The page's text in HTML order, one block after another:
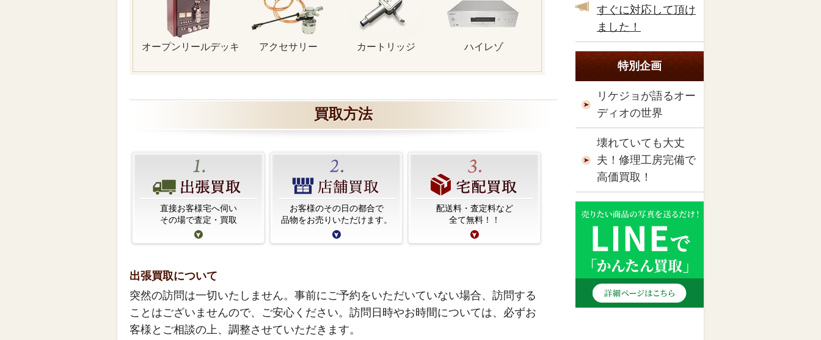
オープンリールデッキ アクセサリー カートリッジ ハイレゾ
買取方法
直接お客様宅へ伺い
その場で査定・買取
お客様のその日の都合で
品物をお売りいただけます。
配送料・査定料など
全て無料！！
出張買取について
突然の訪問は一切いたしません。事前にご予約をいただいていない場合、訪問する
ことはございませんので、ご安心ください。訪問日時やお時間については、必ずお
客様とご相談の上、調整させていただきます。
すぐに対応して頂け
ました！
特別企画
リケジョが語るオー
ディオの世界
壊れていても大丈
夫！修理工房完備で
高価買取！